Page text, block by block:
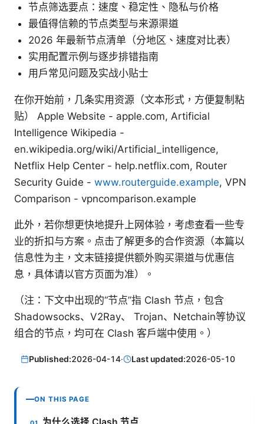
节点筛选要点：速度、稳定性、隐私与价格
最值得信赖的节点类型与来源渠道
2026 年最新节点清单（分地区、速度对比表）
实用配置示例与逐步排错指南
用户常见问题及实战小贴士
在你开始前，几条实用资源（文本形式，方便复制粘
贴） Apple Website - apple.com, Artificial
Intelligence Wikipedia -
en.wikipedia.org/wiki/Artificial_intelligence,
Netflix Help Center - help.netflix.com, Router
Security Guide - www.routerguide.example, VPN
Comparison - vpncomparison.example
此外，若你想更快地提升上网体验，考虑查看一些专
业的折扣与方案。点击了解更多的合作资源（本篇以
信息性为主，文末链接提供额外购买渠道与优惠信
息，具体请以官方页面为准）。
（注：下文中出现的“节点”指 Clash 节点，包含
Shadowsocks、V2Ray、 Trojan、Netchain等协议
组合的节点，均可在 Clash 客户端中使用。）
Published:2026-04-14· Last updated:2026-05-10
ON THIS PAGE
为什么选择 Clash 节点